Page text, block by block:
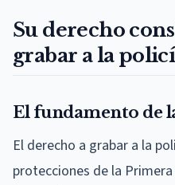
Su derecho
grabar a la
El fundamento de
El derecho a grabar a la
protecciones de la